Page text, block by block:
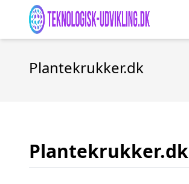
Plantekrukker.dk
Plantekrukker.dk